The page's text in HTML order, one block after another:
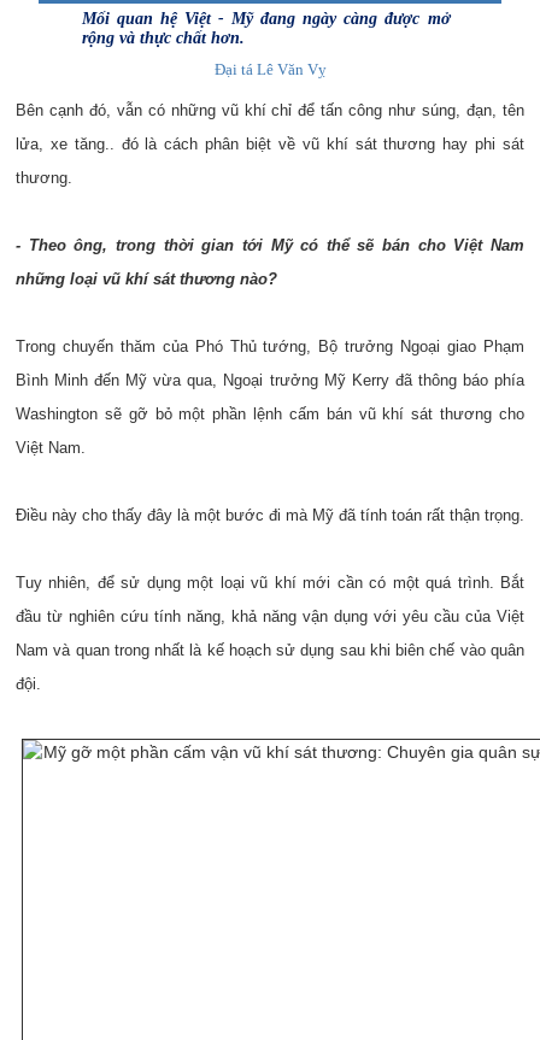
Mối quan hệ Việt - Mỹ đang ngày càng được mở
rộng và thực chất hơn.
Đại tá Lê Văn Vỵ
Bên cạnh đó, vẫn có những vũ khí chỉ để tấn công như súng, đạn, tên
lửa, xe tăng.. đó là cách phân biệt về vũ khí sát thương hay phi sát
thương.
- Theo ông, trong thời gian tới Mỹ có thể sẽ bán cho Việt Nam
những loại vũ khí sát thương nào?
Trong chuyến thăm của Phó Thủ tướng, Bộ trưởng Ngoại giao Phạm
Bình Minh đến Mỹ vừa qua, Ngoại trưởng Mỹ Kerry đã thông báo phía
Washington sẽ gỡ bỏ một phần lệnh cấm bán vũ khí sát thương cho
Việt Nam.
Điều này cho thấy đây là một bước đi mà Mỹ đã tính toán rất thận trọng.
Tuy nhiên, để sử dụng một loại vũ khí mới cần có một quá trình. Bắt
đầu từ nghiên cứu tính năng, khả năng vận dụng với yêu cầu của Việt
Nam và quan trong nhất là kế hoạch sử dụng sau khi biên chế vào quân
đội.